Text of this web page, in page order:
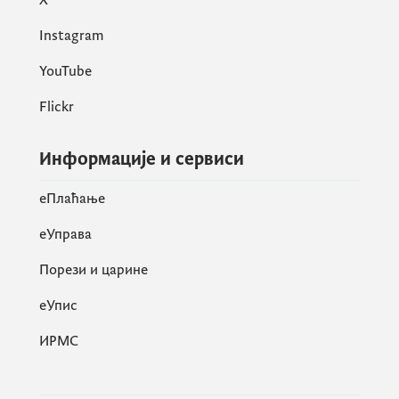
Instagram
YouTube
Flickr
Информације и сервиси
eПлаћање
еУправа
Порези и царине
eУпис
ИРМС